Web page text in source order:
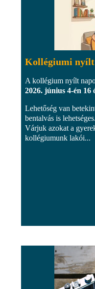
Kollégiumi nyílt
A kollégium nyílt
2026. június 4-én 16
Lehetőség van
bentalvás is lehetséges.
Várjuk azokat a
kollégiumunk lakói...